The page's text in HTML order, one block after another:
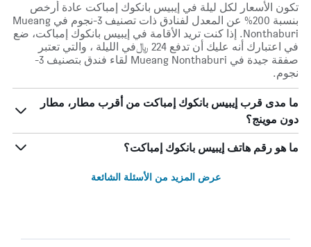
تكون الأسعار لكل ليلة في إيبيس بانكوك إمباكت عادة أرخص
بنسبة 200% عن المعدل لفنادق ذات تصنيف 3-نجوم في Mueang
Nonthaburi. إذا كنت تريد الأقامة في إيبيس بانكوك إمباكت، ضع
في اعتبارك أنه عليك أن تدفع 224 ﷼في الليلة ، والتي تعتبر
صفقة جيدة في Mueang Nonthaburi لقاء فندق بتصنيف 3-
نجوم.
ما مدى قرب إيبيس بانكوك إمباكت من أقرب مطار، مطار
دون موينج؟
ما هو رقم هاتف إيبيس بانكوك إمباكت؟
عرض المزيد من الأسئلة الشائعة